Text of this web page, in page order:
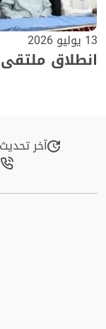
13 يوليو 2026
انطلاق
آخر